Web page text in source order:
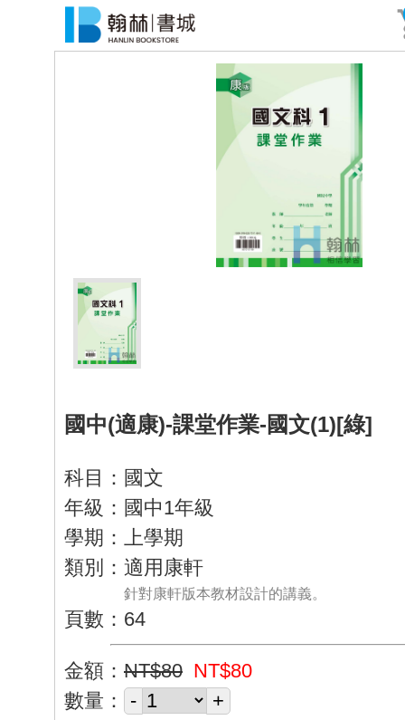
國中(適康)-課堂作業-國文(1)[綠]
科目：國文
年級：國中1年級
學期：上學期
類別：適用康軒
針對康軒版本教材設計的講義。
頁數：64
金額： NT$80 NT$80
數量：